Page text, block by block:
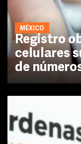
MÉXICO
Registro
celulares
de